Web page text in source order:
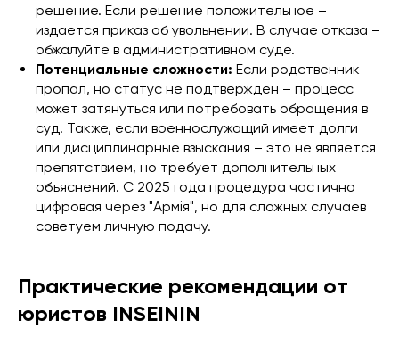
решение. Если решение положительное –
издается приказ об увольнении. В случае отказа –
обжалуйте в административном суде.
Потенциальные сложности: Если родственник
пропал, но статус не подтвержден – процесс
может затянуться или потребовать обращения в
суд. Также, если военнослужащий имеет долги
или дисциплинарные взыскания – это не является
препятствием, но требует дополнительных
объяснений. С 2025 года процедура частично
цифровая через "Армія", но для сложных случаев
советуем личную подачу.
Практические рекомендации от
юристов INSEININ